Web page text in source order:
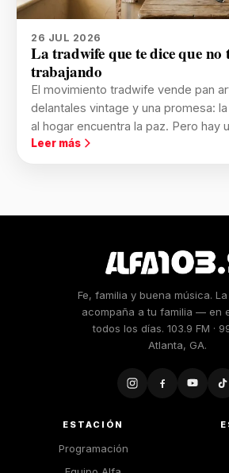
26 JUL 2026
La tradwife que te dice que no
trabajando
El movimiento tradwife vende pan
delantales vintage y una promesa:
al hogar encuentra la paz. Pero hay
Leer más
Fe, familia y buena música.
acompaña a tu familia — en
todos los días. 103.9 FM ·
Atlanta, GA.
ESTACIÓN
Programación